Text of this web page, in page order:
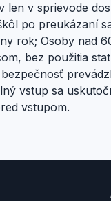
len v sprievode
po preukázaní
rok; Osoby nad
bez použitia
vstup sa
vstupom.